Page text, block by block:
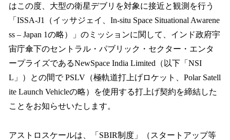
中
で
す
はこの度、大型の衛星デブリを対象に接近と観測を行う
「ISSA-J1（イッサジェイ、In-situ Space Situational Awarene
ss – Japan 1の略）」のミッションに関して、インド政府宇
宙庁傘下のセントラル・パブリック・セクター・エンタ
ープライズであるNewSpace India Limited（以下「NSI
L」）との間で PSLV（極軌道打上げロケット、Polar Satell
ite Launch Vehicleの略）を使用する打上げ契約を締結した
ことをお知らせいたします。
アストロスケールは、「SBIR制度」（スタートアップ等